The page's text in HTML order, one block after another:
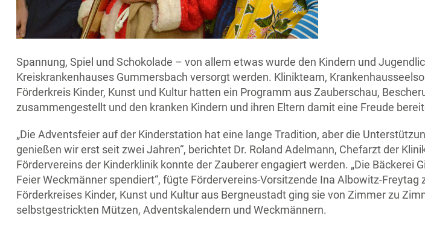
Spannung, Spiel und Schokolade – von allem etwas wurde den Kindern und
Kreiskrankenhauses Gummersbach versorgt werden. Klinikteam,
Förderkreis Kinder, Kunst und Kultur hatten ein Programm aus Zauberschau,
zusammengestellt und den kranken Kindern und ihren Eltern damit eine Freude
„Die Adventsfeier auf der Kinderstation hat eine lange Tradition, aber die
genießen wir erst seit zwei Jahren“, berichtet Dr. Roland Adelmann, Chefarzt der
Fördervereins der Kinderklinik konnte der Zauberer engagiert werden. „Die Bäckerei
Feier Weckmänner spendiert“, fügte Fördervereins-Vorsitzende Ina Albowitz-
Förderkreises Kinder, Kunst und Kultur aus Bergneustadt ging sie von Zimmer zu
selbstgestrickten Mützen, Adventskalendern und Weckmännern.